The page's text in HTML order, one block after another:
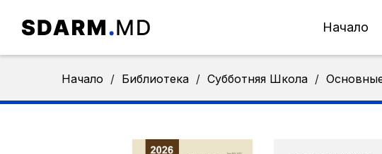
Начало
Начало / Библиотека / Субботняя Школа /